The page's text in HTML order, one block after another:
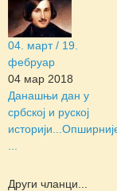
04. март / 19.
фебруар
04 мар 2018
Данашњи дан у
србској и руској
историји...
Други чланци...